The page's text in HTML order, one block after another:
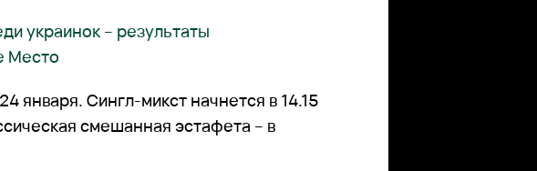
украинок – результаты
Место
января. Сингл-микст начнется в 14.15
смешанная эстафета – в